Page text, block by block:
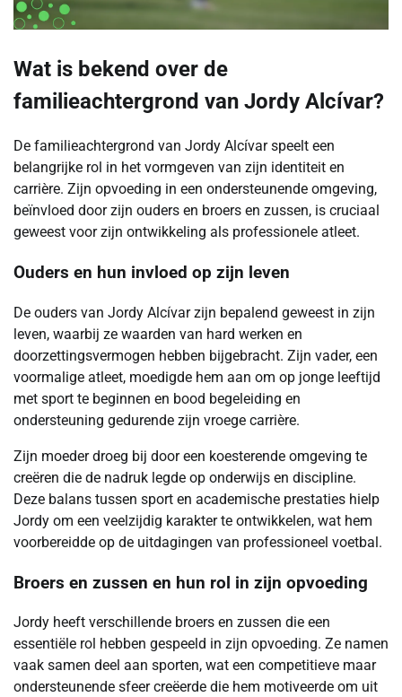
Wat is bekend over de
familieachtergrond van Jordy Alcívar?
De familieachtergrond van Jordy Alcívar speelt een
belangrijke rol in het vormgeven van zijn identiteit en
carrière. Zijn opvoeding in een ondersteunende omgeving,
beïnvloed door zijn ouders en broers en zussen, is cruciaal
geweest voor zijn ontwikkeling als professionele atleet.
Ouders en hun invloed op zijn leven
De ouders van Jordy Alcívar zijn bepalend geweest in zijn
leven, waarbij ze waarden van hard werken en
doorzettingsvermogen hebben bijgebracht. Zijn vader, een
voormalige atleet, moedigde hem aan om op jonge leeftijd
met sport te beginnen en bood begeleiding en
ondersteuning gedurende zijn vroege carrière.
Zijn moeder droeg bij door een koesterende omgeving te
creëren die de nadruk legde op onderwijs en discipline.
Deze balans tussen sport en academische prestaties hielp
Jordy om een veelzijdig karakter te ontwikkelen, wat hem
voorbereidde op de uitdagingen van professioneel voetbal.
Broers en zussen en hun rol in zijn opvoeding
Jordy heeft verschillende broers en zussen die een
essentiële rol hebben gespeeld in zijn opvoeding. Ze namen
vaak samen deel aan sporten, wat een competitieve maar
ondersteunende sfeer creëerde die hem motiveerde om uit